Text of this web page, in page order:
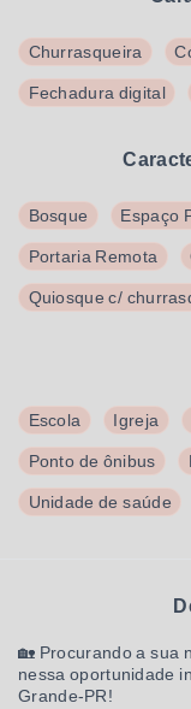
Churrasqueira
Fechadura digital
Bosque Espaço
Portaria Remota
Quiosque c/
Escola Igreja
Ponto de ônibus
Unidade de saúde
🏡 Procurando a sua
nessa oportunidade
Grande-PR!